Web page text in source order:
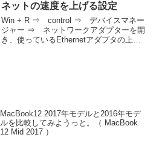
ネットの速度を上げる設定
Win + R ⇒ control ⇒ デバイスマネー
ジャー ⇒ ネットワークアダプターを開
き、使っているEthernetアダプタの上で
MacBook12 2017年モデルと2016年モデ
ルを比較してみようっと。（ MacBook
12 Mid 2017 ）